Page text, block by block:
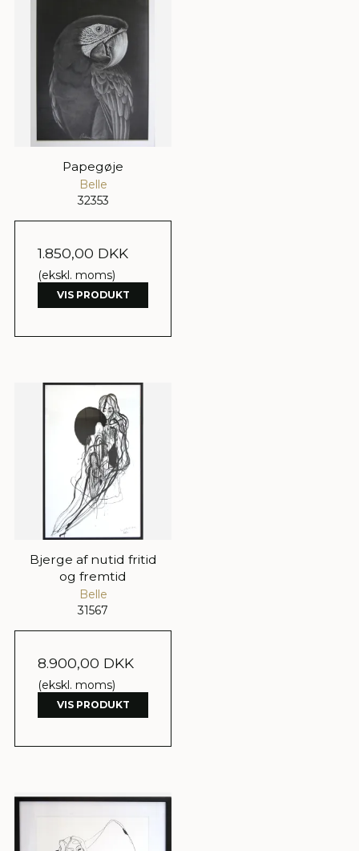
Papegøje
Belle
32353
1.850,00 DKK
(ekskl. moms)
VIS PRODUKT
Bjerge af nutid fritid
og fremtid
Belle
31567
8.900,00 DKK
(ekskl. moms)
VIS PRODUKT